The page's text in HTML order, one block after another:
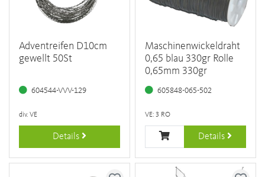
Adventreifen D10cm
gewellt 50St
604544-VVV-129
div. VE
Details
Maschinenwickeldraht
0,65 blau 330gr Rolle
0,65mm 330gr
605848-065-502
VE: 3 RO
Details